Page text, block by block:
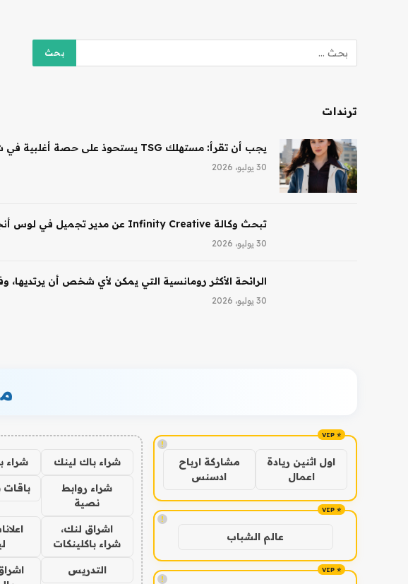
ترندات
يجب أن تقرأ: مستهلك TSG يستحوذ على حصة أغلبية في شركة Saltair، ونظارات Ray-Ban AI تقود النمو لشركة EssilorLuxottica
30 يوليو، 2026
تبحث وكالة Infinity Creative عن مدير تجميل في لوس أنجلوس
30 يوليو، 2026
الرائحة الأكثر رومانسية التي يمكن لأي شخص أن يرتديها،
30 يوليو، 2026
!
اول اثنين ريادة
اعمال
مشاركة ارباح
ادسنس
!
عالم الشباب
!
شراء باك لينك شراء
شراء روابط
نصية
باقات
اشراق لنك،
شراء باكلينكات
التدريس